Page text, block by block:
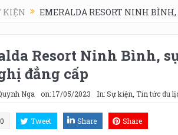
KIỆN EMERALDA RESORT NINH
Resort Ninh Bình,
đẳng cấp
Nga on:17/05/2023 In:Sự kiện Tin tức du
0 Tweet Share Share